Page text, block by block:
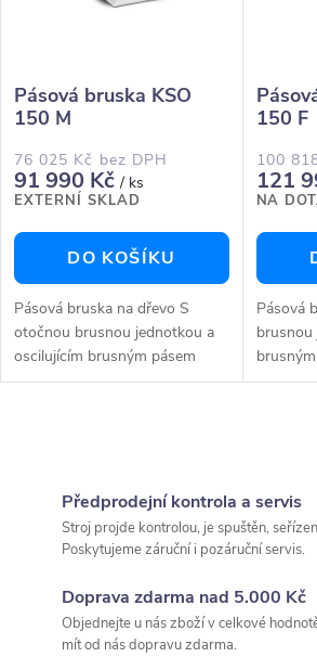
Pásová bruska KSO
150 M
76 025 Kč bez DPH
91 990 Kč/ ks
EXTERNÍ SKLAD
DO KOŠÍKU
Pásová bruska na dřevo S
otočnou brusnou jednotkou a
oscilujícím brusným pásem
Verze s označením F je určená
150 F
100
121
NA
Pásová
brusnou
dýhy
Předprodejní kontrola a servis
Stroj projde kontrolou, je spuštěn,
Poskytujeme záruční i pozáruční servis.
Doprava zdarma nad 5.000 Kč
Objednejte u nás zboží v celkové
mít od nás dopravu zdarma.